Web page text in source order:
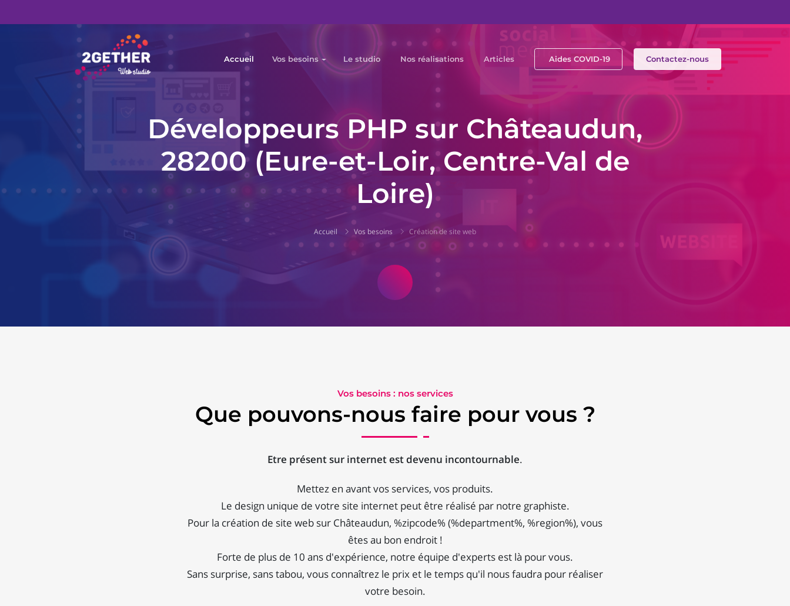
Accueil Vos besoins Le studio Nos réalisations Articles Aides COVID-19 Contactez-nous
Développeurs PHP sur Châteaudun,
28200 (Eure-et-Loir, Centre-Val de
Loire)
Accueil Vos besoins Création de site web
Vos besoins : nos services
Que pouvons-nous faire pour vous ?
Etre présent sur internet est devenu incontournable.
Mettez en avant vos services, vos produits.
Le design unique de votre site internet peut être réalisé par notre graphiste.
Pour la création de site web sur Châteaudun, %zipcode% (%department%, %region%), vous
êtes au bon endroit !
Forte de plus de 10 ans d'expérience, notre équipe d'experts est là pour vous.
Sans surprise, sans tabou, vous connaîtrez le prix et le temps qu'il nous faudra pour réaliser
votre besoin.